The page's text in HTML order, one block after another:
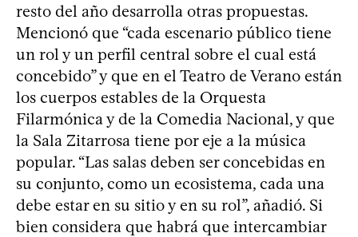
resto del año desarrolla otras propuestas.
Mencionó que “cada escenario público tiene
un rol y un perfil central sobre el cual está
concebido” y que en el Teatro de Verano están
los cuerpos estables de la Orquesta
Filarmónica y de la Comedia Nacional, y que
la Sala Zitarrosa tiene por eje a la música
popular. “Las salas deben ser concebidas en
su conjunto, como un ecosistema, cada una
debe estar en su sitio y en su rol”, añadió. Si
bien considera que habrá que intercambiar